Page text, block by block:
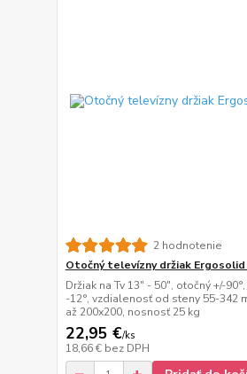
2 hodnotenie
Otočný televízny držiak Ergosolid
Držiak na Tv 13" - 50", otočný +/-
-12°, vzdialenosť od steny 55-342
až 200x200, nosnosť 25 kg
22,95 €/ks
18,66 € bez DPH